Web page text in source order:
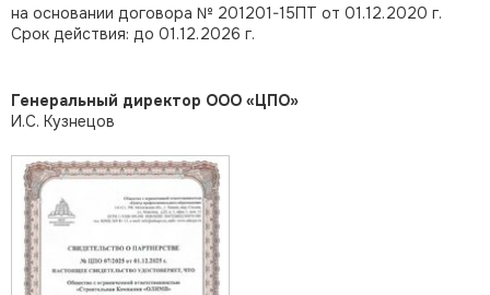
на основании договора № 201201-15ПТ от 01.12.2020 г.
Срок действия: до 01.12.2026 г.
Генеральный директор ООО «ЦПО»
И.С. Кузнецов